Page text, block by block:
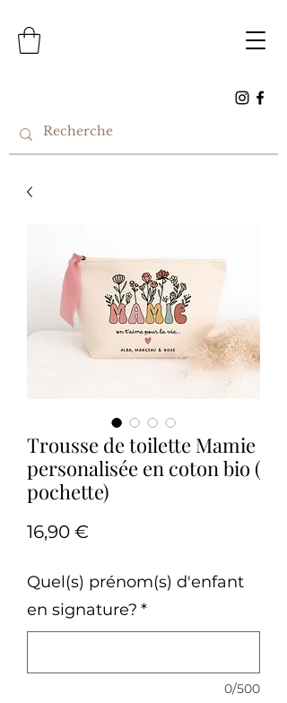
Trousse de toilette Mamie
personalisée en coton bio (
pochette)
16,90 €
Quel(s) prénom(s) d'enfant
en signature? *
0/500